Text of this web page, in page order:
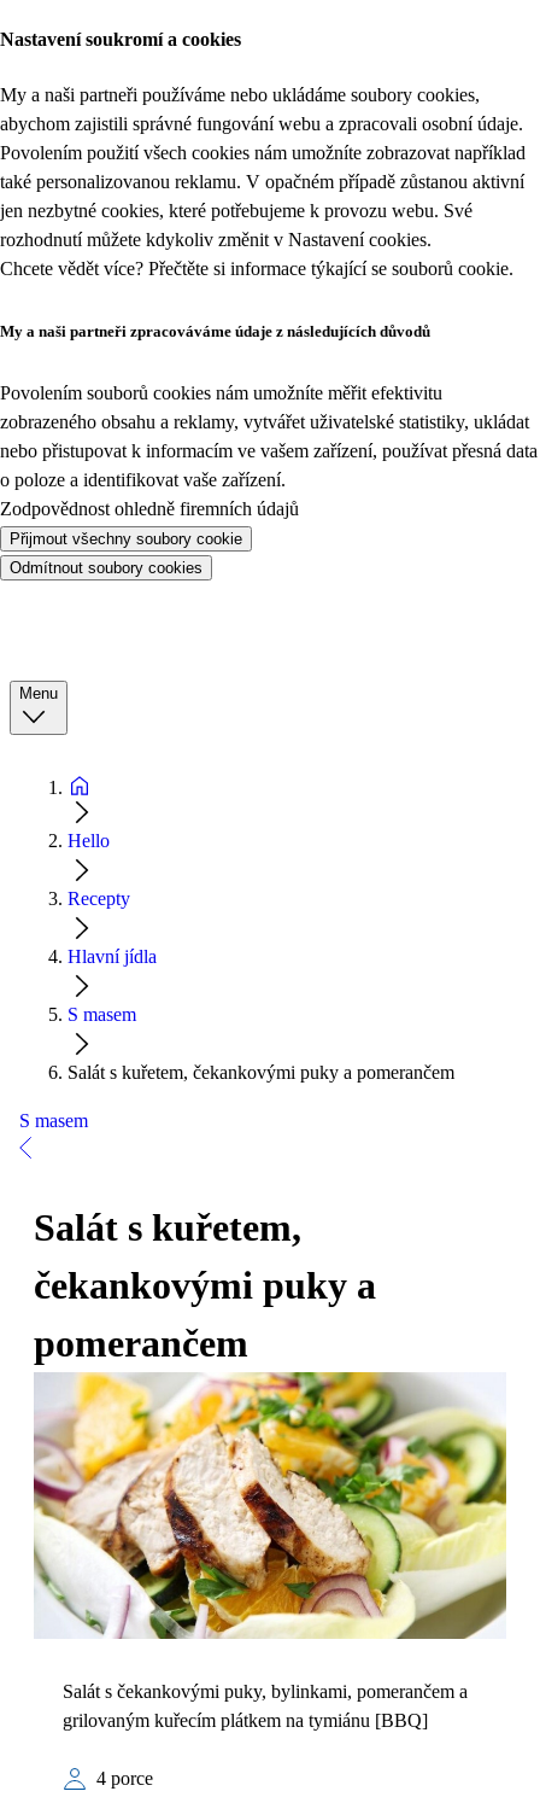
Nastavení soukromí a cookies
My a naši partneři používáme nebo ukládáme soubory cookies,
abychom zajistili správné fungování webu a zpracovali osobní údaje.
Povolením použití všech cookies nám umožníte zobrazovat například
také personalizovanou reklamu. V opačném případě zůstanou aktivní
jen nezbytné cookies, které potřebujeme k provozu webu. Své
rozhodnutí můžete kdykoliv změnit v Nastavení cookies.
Chcete vědět více? Přečtěte si informace týkající se souborů cookie.
My a naši partneři zpracováváme údaje z následujících důvodů
Povolením souborů cookies nám umožníte měřit efektivitu
zobrazeného obsahu a reklamy, vytvářet uživatelské statistiky, ukládat
nebo přistupovat k informacím ve vašem zařízení, používat přesná data
o poloze a identifikovat vaše zařízení.
Zodpovědnost ohledně firemních údajů
Přijmout všechny soubory cookie
Odmítnout soubory cookies
Menu
Hello
Recepty
Hlavní jídla
S masem
Salát s kuřetem, čekankovými puky a pomerančem
S masem
Salát s kuřetem,
čekankovými puky a
pomerančem
Salát s čekankovými puky, bylinkami, pomerančem a
grilovaným kuřecím plátkem na tymiánu [BBQ]
4 porce